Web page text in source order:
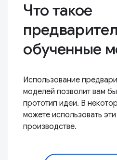
Что такое
обученные
Использование
моделей позволит вам
прототип идеи. В
можете использовать
производстве.